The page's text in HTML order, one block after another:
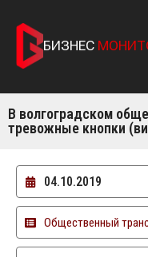
БИЗНЕС
В волгоградском
тревожные кнопки
04.10.2019
Общественный